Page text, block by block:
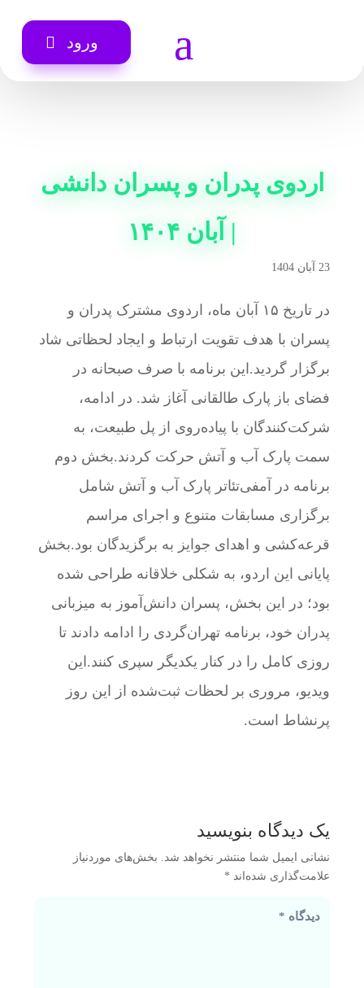
a ورود
اردوی پدران و پسران دانشی
| آبان ۱۴۰۴
23 آبان 1404
​در تاریخ ۱۵ آبان ماه، اردوی مشترک پدران و
پسران با هدف تقویت ارتباط و ایجاد لحظاتی شاد
برگزار گردید. ​این برنامه با صرف صبحانه در
فضای باز پارک طالقانی آغاز شد. در ادامه،
شرکت‌کنندگان با پیاده‌روی از پل طبیعت، به
سمت پارک آب و آتش حرکت کردند. ​بخش دوم
برنامه در آمفی‌تئاتر پارک آب و آتش شامل
برگزاری مسابقات متنوع و اجرای مراسم
قرعه‌کشی و اهدای جوایز به برگزیدگان بود. ​بخش
پایانی این اردو، به شکلی خلاقانه طراحی شده
بود؛ در این بخش، پسران دانش‌آموز به میزبانی
پدران خود، برنامه تهران‌گردی را ادامه دادند تا
روزی کامل را در کنار یکدیگر سپری کنند. ​این
ویدیو، مروری بر لحظات ثبت‌شده از این روز
پرنشاط است.
یک دیدگاه بنویسید
نشانی ایمیل شما منتشر نخواهد شد. بخش‌های موردنیاز
علامت‌گذاری شده‌اند *